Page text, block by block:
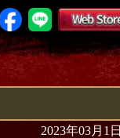
2023年03月1日